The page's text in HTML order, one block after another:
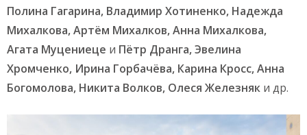
Полина Гагарина, Владимир Хотиненко, Надежда
Михалкова, Артём Михалков, Анна Михалкова,
Агата Муцениеце и Пётр Дранга, Эвелина
Хромченко, Ирина Горбачёва, Карина Кросс, Анна
Богомолова, Никита Волков, Олеся Железняк и др.